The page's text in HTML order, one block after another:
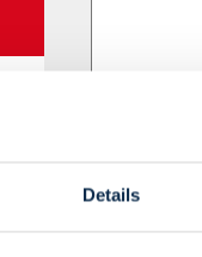
Details